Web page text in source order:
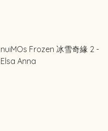
nuiMOs Frozen 冰雪奇緣 2 -
Elsa Anna